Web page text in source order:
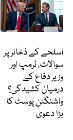
اسلحے کے ذخائر پر
سوالات، ٹرمپ اور
وزیر دفاع کے
درمیان کشیدگی؟
واشنگٹن پوسٹ کا
بڑا دعویٰ